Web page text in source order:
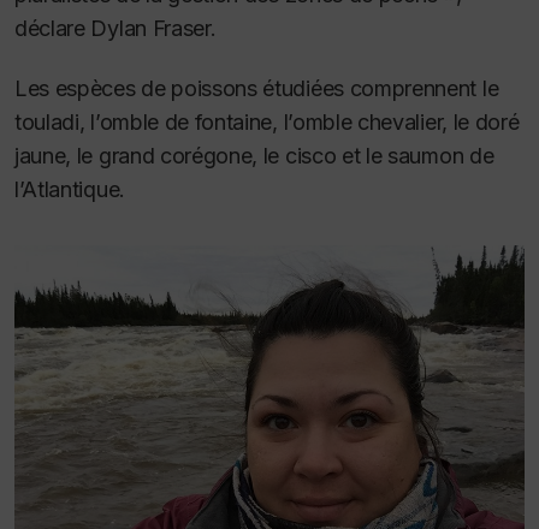
déclare Dylan Fraser.
Les espèces de poissons étudiées comprennent le
touladi, l’omble de fontaine, l’omble chevalier, le doré
jaune, le grand corégone, le cisco et le saumon de
l’Atlantique.